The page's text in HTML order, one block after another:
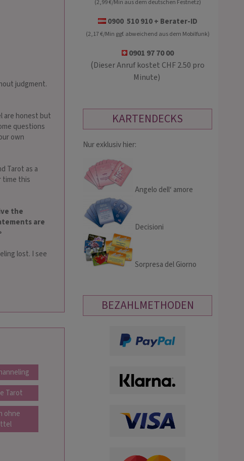
Sensitives u. analytisches Kartenlegen &
Karma- tox. Beziehungen🌻 Bearbeitung
Energiearbeit &…
PIN: 188
Lösungsorientierte Lebensberatung,
Seelenheilung, mit und ohne
judgment.
are honest but
questions
own
Tarot as a
time this
the
are
lost. I see
Tarot
ohne
(2,99 €/Min aus dem deutschen Festnetz)
0900 510 910 + Berater-ID
(2,17 €/Min ggf. abweichend aus dem Mobilfunk)
0901 97 70 00
(Dieser Anruf kostet CHF 2.50 pro
Minute)
KARTENDECKS
Nur exklusiv hier:
Angelo dell‘ amore
Decisioni
Sorpresa del Giorno
BEZAHLMETHODEN